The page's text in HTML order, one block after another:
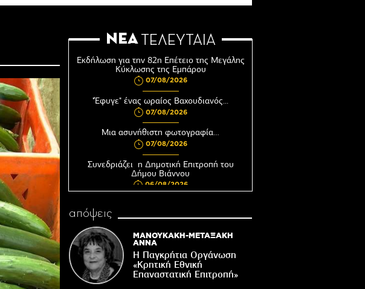
ΝΕΑ ΤΕΛΕΥΤΑΙΑ
Εκδήλωση για την 82η Επέτειο της Μεγάλης
Κύκλωσης της Εμπάρου
07/08/2026
"Έφυγε" ένας ωραίος Βαχουδιανός...
07/08/2026
Μια ασυνήθιστη φωτογραφία…
07/08/2026
Συνεδριάζει η Δημοτική Επιτροπή του
Δήμου Βιάννου
06/08/2026
Βιάννου-Τόπος πίστης, μνήμης και
06/08/2026
Ωράριο λειτουργίας του Γραφείου
Δακοκτονίας
06/08/2026
απόψεις
ΜΑΝΟΥΚΑΚΗ-ΜΕΤΑΞΑΚΗ
ΑΝΝΑ
Η Παγκρήτια Οργάνωση
«Κρητική Εθνική
Επαναστατική Eπιτροπή»